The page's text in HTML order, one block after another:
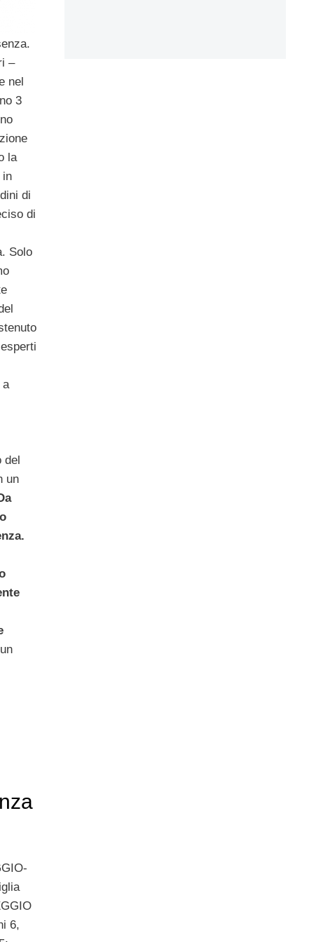
–
nel
3
la
in
di
di
Solo
a
un
6,